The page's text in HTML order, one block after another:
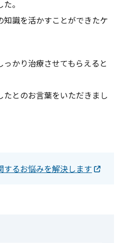
。
識を活かすことができたケ
かり治療させてもらえると
とのお言葉をいただきまし
るお悩みを解決します